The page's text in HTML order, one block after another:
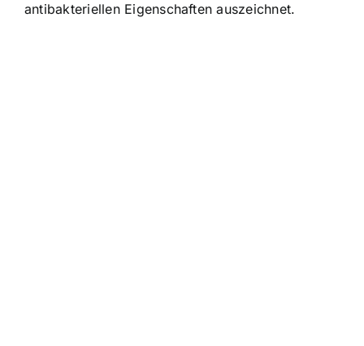
antibakteriellen Eigenschaften auszeichnet.